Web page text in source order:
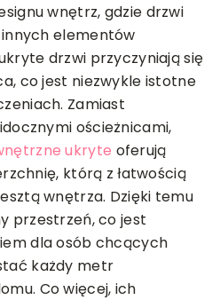
wnętrz, gdzie drzwi
elementów
drzwi przyczyniają się
co jest niezwykle istotne
Zamiast
ościeżnicami,
ukryte oferują
którą z łatwością
wnętrza. Dzięki temu
przestrzeń, co jest
dla osób chcących
każdy metr
Co więcej, ich